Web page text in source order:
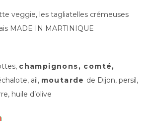
veggie, les tagliatelles crémeuses
MADE IN MARTINIQUE
champignons, comté,
ail, moutarde de Dijon, persil,
huile d’olive